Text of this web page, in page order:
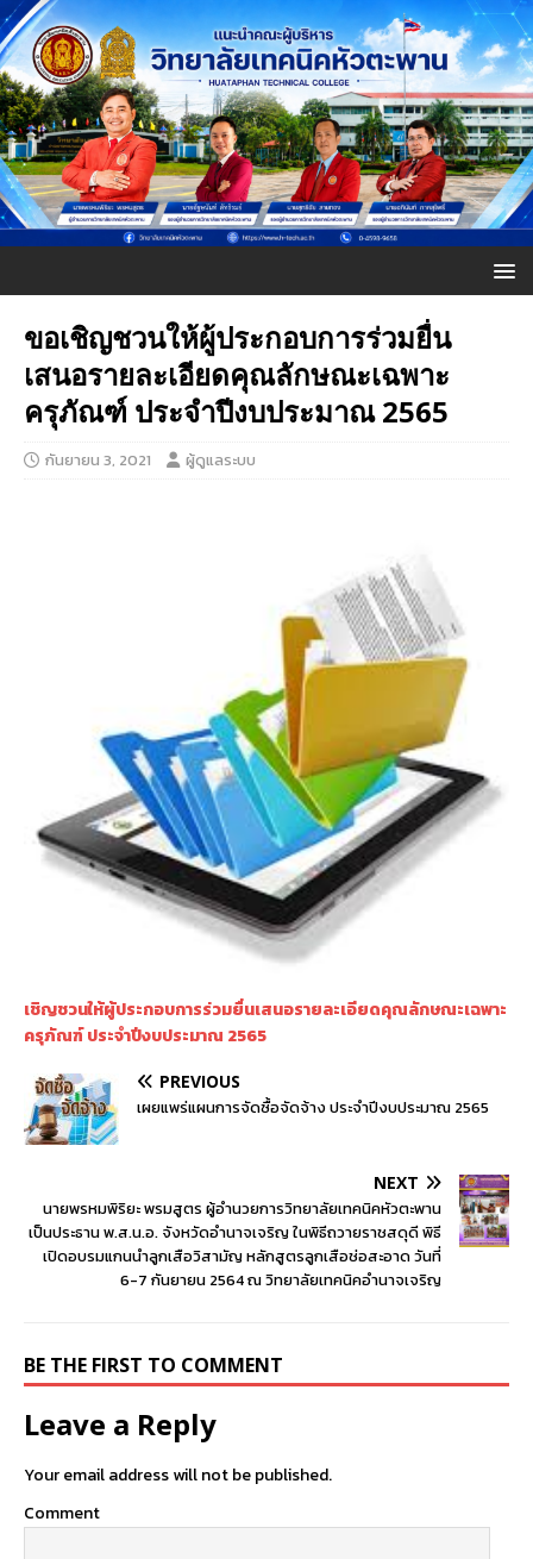
ขอเชิญชวนให้ผู้ประกอบการร่วมยื่น
เสนอรายละเอียดคุณลักษณะเฉพาะ
ครุภัณฑ์ ประจำปีงบประมาณ 2565
กันยายน 3, 2021 ผู้ดูแลระบบ
เชิญชวนให้ผู้ประกอบการร่วมยื่นเสนอรายละเอียดคุณลักษณะเฉพาะ
ครุภัณฑ์ ประจำปีงบประมาณ 2565
PREVIOUS
เผยแพร่แผนการจัดซื้อจัดจ้าง ประจำปีงบประมาณ 2565
NEXT
นายพรหมพิริยะ พรมสูตร ผู้อำนวยการวิทยาลัยเทคนิคหัวตะพาน
เป็นประธาน พ.ส.น.อ. จังหวัดอำนาจเจริญ ในพิธีถวายราชสดุดี พิธี
เปิดอบรมแกนนำลูกเสือวิสามัญ หลักสูตรลูกเสือช่อสะอาด วันที่
6-7 กันยายน 2564 ณ วิทยาลัยเทคนิคอำนาจเจริญ
BE THE FIRST TO COMMENT
Leave a Reply
Your email address will not be published.
Comment